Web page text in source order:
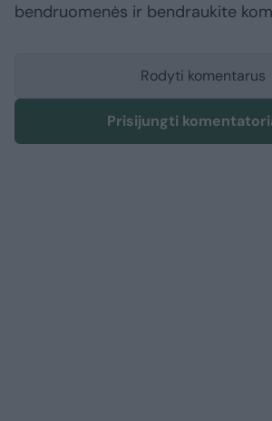
bendruomenės ir bendraukite
Rodyti komentarus
Prisijungti